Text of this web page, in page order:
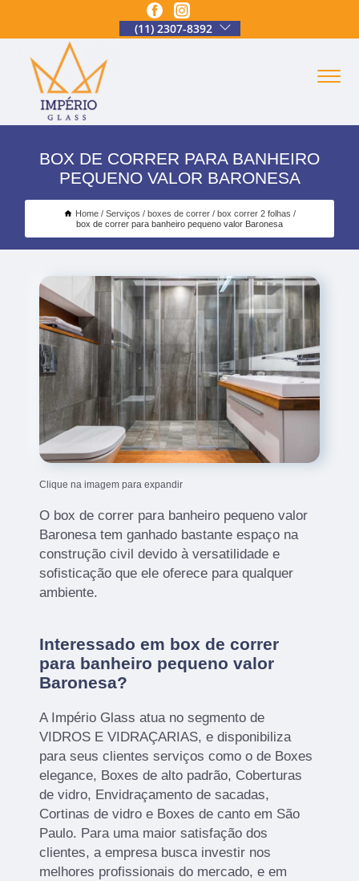
(11) 2307-8392
BOX DE CORRER PARA BANHEIRO
PEQUENO VALOR BARONESA
Home Serviços boxes de correr
box correr 2 folhas
box de correr para banheiro pequeno valor Baronesa
Clique na imagem para expandir
O box de correr para banheiro pequeno valor
Baronesa tem ganhado bastante espaço na
construção civil devido à versatilidade e
sofisticação que ele oferece para qualquer
ambiente.
Interessado em box de correr
para banheiro pequeno valor
Baronesa?
A Império Glass atua no segmento de
VIDROS E VIDRAÇARIAS, e disponibiliza
para seus clientes serviços como o de Boxes
elegance, Boxes de alto padrão, Coberturas
de vidro, Envidraçamento de sacadas,
Cortinas de vidro e Boxes de canto em São
Paulo. Para uma maior satisfação dos
clientes, a empresa busca investir nos
melhores profissionais do mercado, e em